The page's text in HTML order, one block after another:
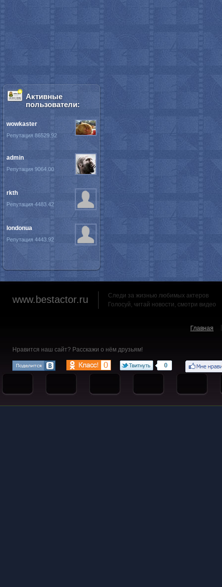
Активные
пользователи:
wowkaster
Репутация 86529.92
admin
Репутация 9064.00
rkth
Репутация 4483.42
londonua
Репутация 4443.92
www.bestactor.ru
Следи за жизнью любимых актеров
Голосуй, читай новости, смотри видео
Главная
Нравится наш сайт? Расскажи о нём друзьям!